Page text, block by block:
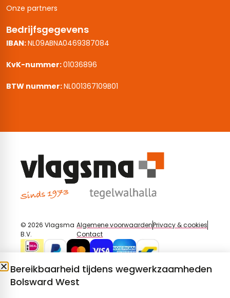
Onze partners
Bedrijfsgegevens
IBAN:NL09ABNA0469387084
KvK-nummer:01036896
BTW nummer:NL001367109B01
© 2026 Vlagsma
B.V.
Algemene voorwaardenPrivacy & cookies
Contact
Bereikbaarheid tijdens wegwerkzaamheden
Bolsward West